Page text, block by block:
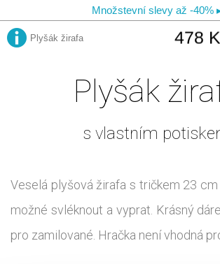
Plyšák
s vlastním
Veselá plyšová žirafa s tričkem 23 cm
možné svléknout a vyprat. Krásný
pro zamilované. Hračka není vhodná